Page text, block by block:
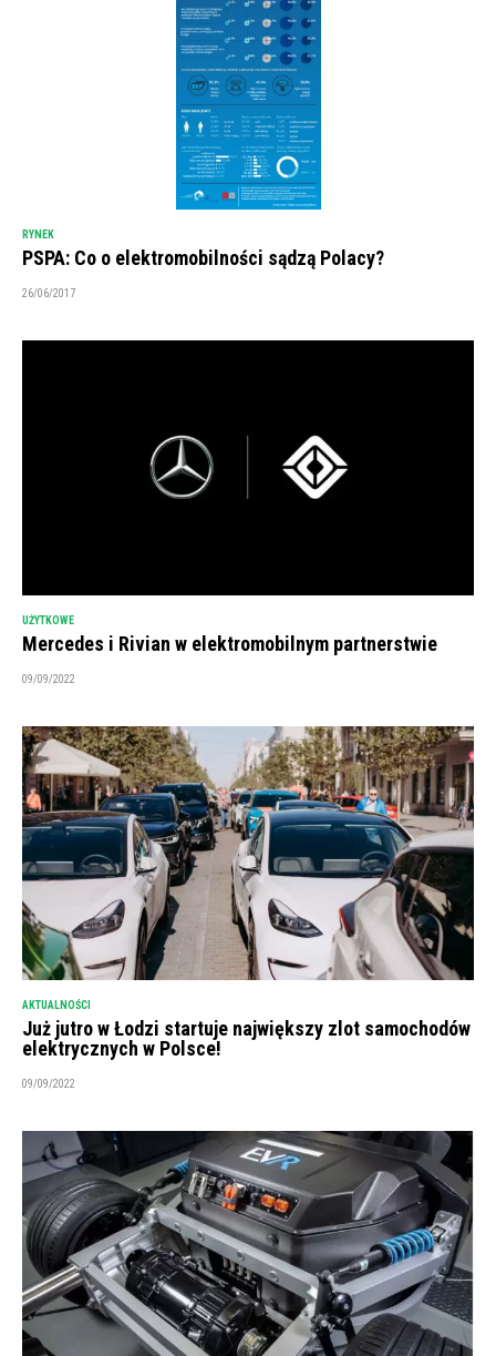
RYNEK
PSPA: Co o elektromobilności sądzą Polacy?
26/06/2017
UŻYTKOWE
Mercedes i Rivian w elektromobilnym partnerstwie
09/09/2022
AKTUALNOŚCI
Już jutro w Łodzi startuje największy zlot samochodów
elektrycznych w Polsce!
09/09/2022